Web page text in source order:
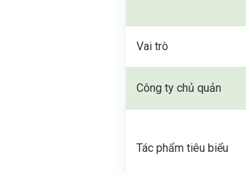
Vai trò
Công ty chủ quản
Tác phẩm tiêu biểu